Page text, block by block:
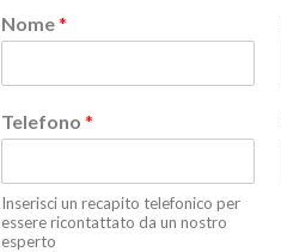
Nome*
Telefono *
Inserisci un recapito telefonico per
essere ricontattato da un nostro
esperto